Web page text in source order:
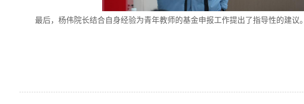
最后，杨伟院长结合自身经验为青年教师的基金申报工作提出了指导性的建议。